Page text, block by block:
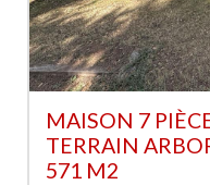
MAISON 7
TERRAIN
571 M2